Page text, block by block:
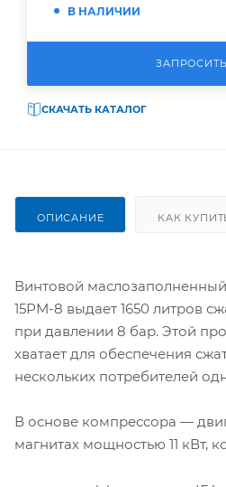
В НАЛИЧИИ
СКАЧАТЬ КАТАЛОГ
ОПИСАНИЕ КАК
Винтовой
15РМ-8 выдает 1650 литров
при давлении 8 бар. Этой
хватает для обеспечения
нескольких потребителей
В основе компрессора —
магнитах мощностью 11 кВт,